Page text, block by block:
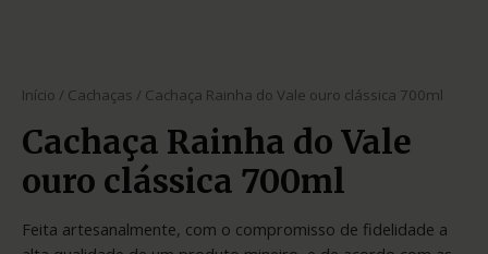
Início / Cachaças / Cachaça Rainha do Vale ouro clássica 700ml
Cachaça Rainha do Vale
ouro clássica 700ml
Feita artesanalmente, com o compromisso de fidelidade a